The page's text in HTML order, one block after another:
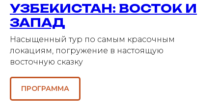
УЗБЕКИСТАН: ВОСТОК И
ЗАПАД
Насыщенный тур по самым красочным
локациям, погружение в настоящую
восточную сказку
ПРОГРАММА